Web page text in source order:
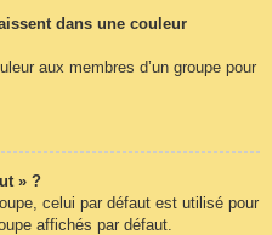
dans une couleur
aux membres d’un groupe pour
» ?
celui par défaut est utilisé pour
affichés par défaut.